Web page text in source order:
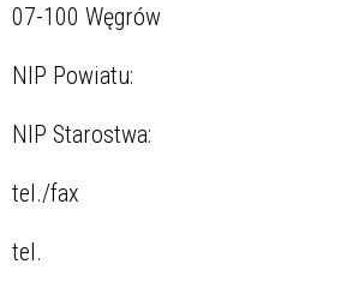
07-100 Węgrów
NIP Powiatu:
NIP Starostwa:
tel./fax
tel.